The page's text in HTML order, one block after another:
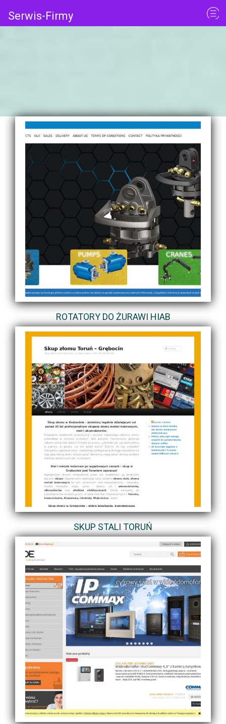
Serwis-Firmy
ROTATORY DO ŻURAWI HIAB
SKUP STALI TORUŃ